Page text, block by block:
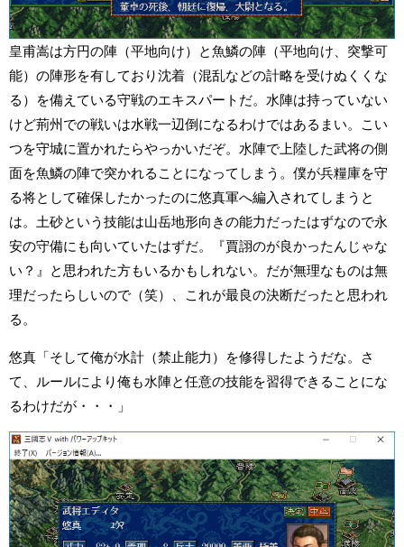
皇甫嵩は方円の陣（平地向け）と魚鱗の陣（平地向け、突撃可
能）の陣形を有しており沈着（混乱などの計略を受けぬくくな
る）を備えている守戦のエキスパートだ。水陣は持っていない
けど荊州での戦いは水戦一辺倒になるわけではあるまい。こい
つを守城に置かれたらやっかいだぞ。水陣で上陸した武将の側
面を魚鱗の陣で突かれることになってしまう。僕が兵糧庫を守
る将として確保したかったのに悠真軍へ編入されてしまうと
は。土砂という技能は山岳地形向きの能力だったはずなので永
安の守備にも向いていたはずだ。『賈詡のが良かったんじゃな
い？』と思われた方もいるかもしれない。だが無理なものは無
理だったらしいので（笑）、これが最良の決断だったと思われ
る。
悠真「そして俺が水計（禁止能力）を修得したようだな。さ
て、ルールにより俺も水陣と任意の技能を習得できることにな
るわけだが・・・」